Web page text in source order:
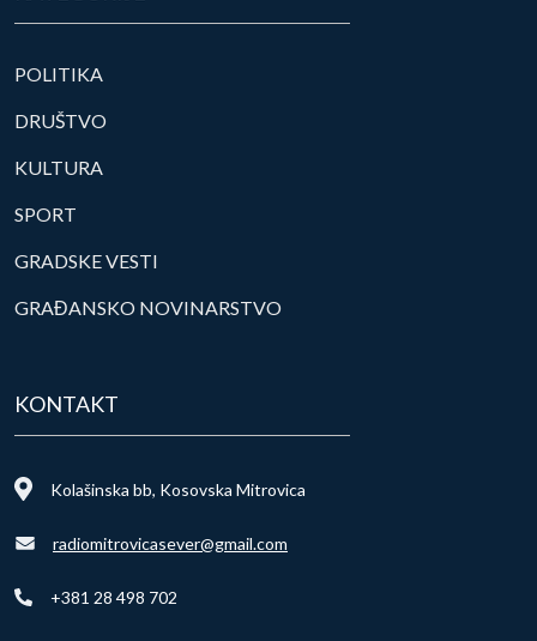
POLITIKA
DRUŠTVO
KULTURA
SPORT
GRADSKE VESTI
GRAĐANSKO NOVINARSTVO
KONTAKT
Kolašinska bb, Kosovska Mitrovica
radiomitrovicasever@gmail.com
+381 28 498 702